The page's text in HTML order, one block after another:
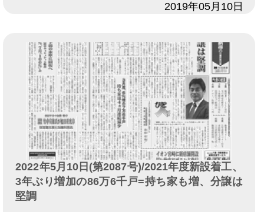
2019年05月10日
2022年5月10日(第2087号)/2021年度新設着工、
3年ぶり増加の86万6千戸=持ち家も増、分譲は
堅調